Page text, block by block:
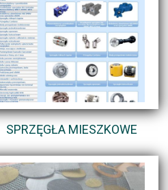
SPRZĘGŁA MIESZKOWE